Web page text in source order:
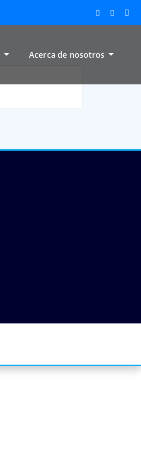
Acerca de nosotros